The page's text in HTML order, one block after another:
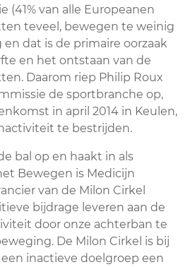
(41% van alle Europeanen
teveel, bewegen te weinig
dat is de primaire oorzaak
en het ontstaan van de
Daarom riep Philip Roux
de sportbranche op,
in april 2014 in Keulen,
te bestrijden.
bal op en haakt in als
Bewegen is Medicijn
van de Milon Cirkel
bijdrage leveren aan de
door onze achterban te
De Milon Cirkel is bij
inactieve doelgroep een